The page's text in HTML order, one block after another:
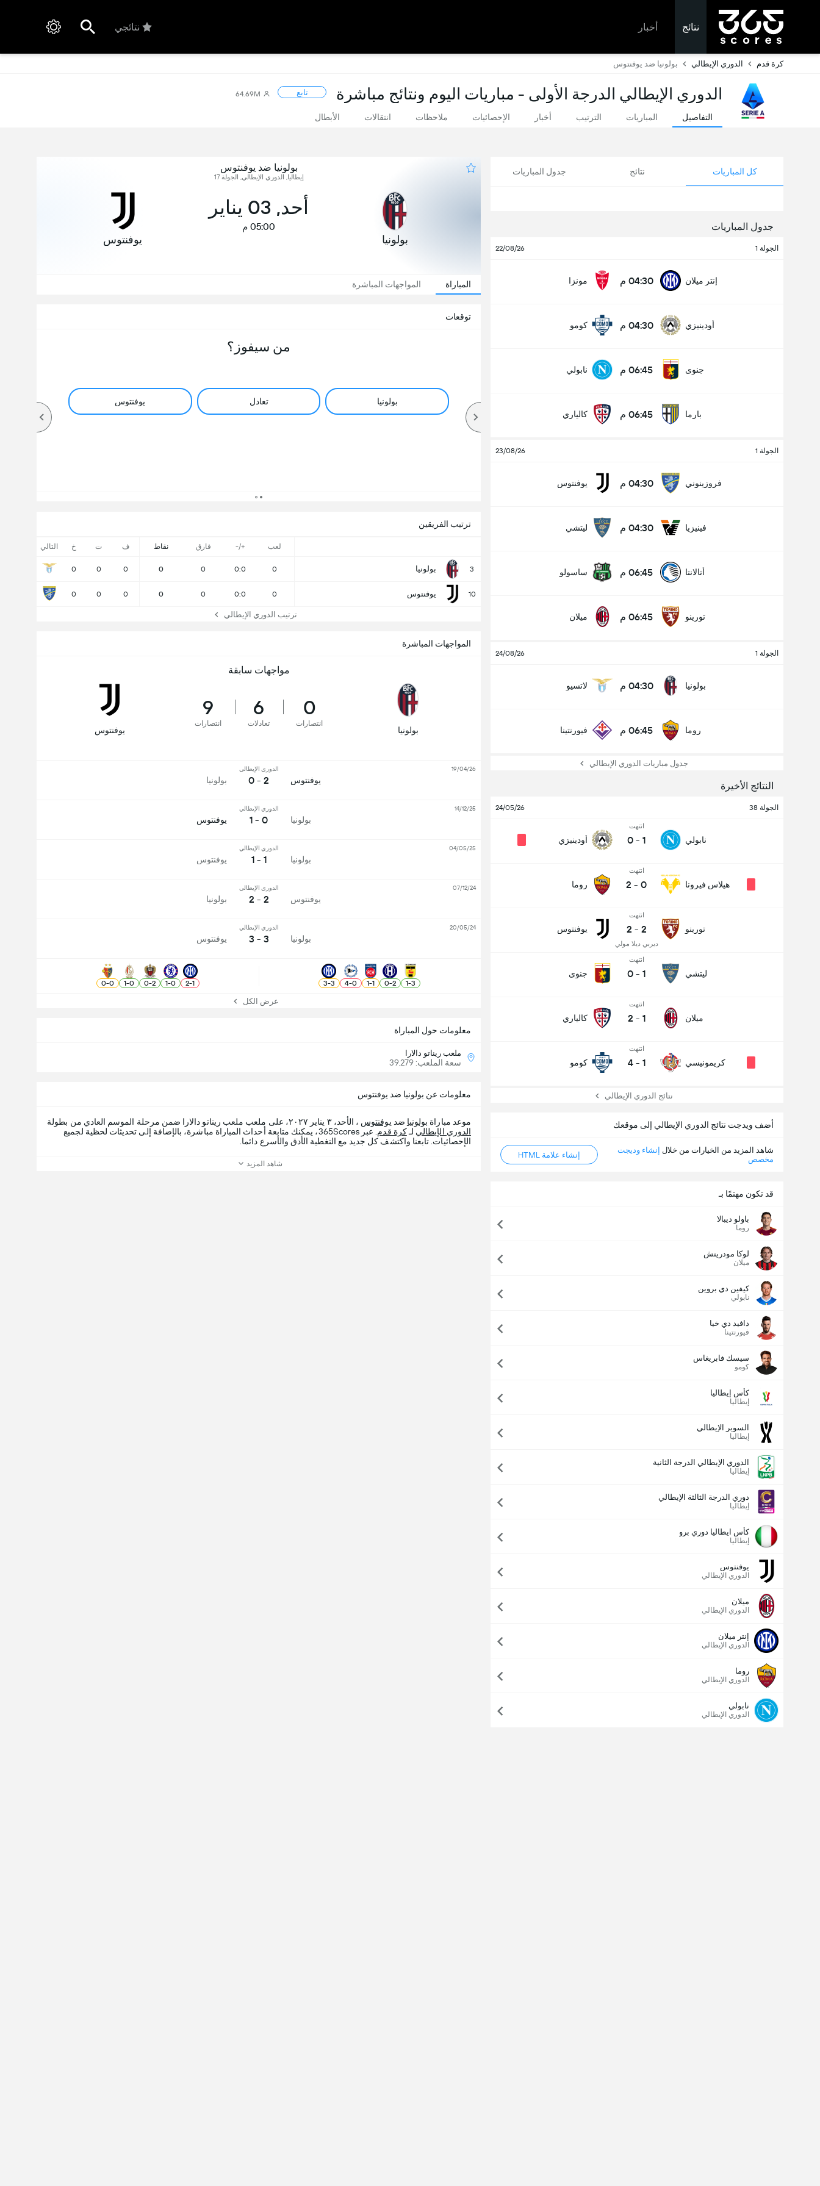
نتائج أخبار نتائجي
كرة قدم الدوري الإيطالي بولونيا ضد يوفنتوس
الدوري الإيطالي الدرجة الأولى - مباريات اليوم ونتائج مباشرة تابع 64.69M
التفاصيل المباريات الترتيب أخبار الإحصائيات ملاحظات انتقالات الأبطال
كل المباريات نتائج جدول المباريات
جدول المباريات
الجولة 1 22/08/26
إنتر ميلان 04:30 م مونزا
أودينيزي 04:30 م كومو
جنوى 06:45 م نابولي
بارما 06:45 م كالياري
الجولة 1 23/08/26
فروزينوني 04:30 م يوفنتوس
فينيزيا 04:30 م ليتشي
أتالانتا 06:45 م ساسولو
تورينو 06:45 م ميلان
الجولة 1 24/08/26
بولونيا 04:30 م لاتسيو
روما 06:45 م فيورنتينا
جدول مباريات الدوري الإيطالي
النتائج الأخيرة
الجولة 38 24/05/26
نابولي
انتهت
1
-
0 أودينيزي
هيلاس فيرونا
انتهت
0
-
2 روما
تورينو
انتهت
2
-
2
ديربي ديلا مولي
يوفنتوس
ليتشي
انتهت
1
-
0 جنوى
ميلان
انتهت
1
-
2 كالياري
كريمونيسي
انتهت
1
-
4 كومو
نتائج الدوري الإيطالي
أضف ويدجت نتائج الدوري الإيطالي إلى موقعك
شاهد المزيد من الخيارات من خلال إنشاء وديجت
مخصص
إنشاء علامة HTML
قد تكون مهتمًا بـ
باولو ديبالا
روما
لوكا مودريتش
ميلان
كيفين دي بروين
نابولي
دافيد دي خيا
فيورنتينا
سيسك فابريغاس
كومو
كأس إيطاليا
إيطاليا
السوبر الإيطالي
إيطاليا
الدوري الإيطالي الدرجة الثانية
إيطاليا
دوري الدرجة الثالثة الإيطالي
إيطاليا
كأس ايطاليا دوري برو
إيطاليا
يوفنتوس
الدوري الإيطالي
ميلان
الدوري الإيطالي
إنتر ميلان
الدوري الإيطالي
روما
الدوري الإيطالي
نابولي
الدوري الإيطالي
بولونيا ضد يوفنتوس
إيطاليا, الدوري الإيطالي, الجولة 17
بولونيا
أحد, 03 يناير
05:00 م
يوفنتوس
المباراة المواجهات المباشرة
توقعات
من سيفوز؟
بولونيا تعادل يوفنتوس
ترتيب الفريقين
لعب +/- فارق نقاط ف ت خ التالي
3 بولونيا 0
0:0
0
0
0
0
0
10 يوفنتوس 0
0:0
0
0
0
0
0
ترتيب الدوري الإيطالي
معلومات حول المباراة
ملعب ريناتو دالارا
سعة الملعب: 39,279
المواجهات المباشرة
مواجهات سابقة
بولونيا
0
انتصارات
6
تعادلات
9
انتصارات
يوفنتوس
يوفنتوس
الدوري الإيطالي
2 - 0 بولونيا
19/04/26
بولونيا
الدوري الإيطالي
0 - 1 يوفنتوس
14/12/25
بولونيا
الدوري الإيطالي
1 - 1 يوفنتوس
04/05/25
يوفنتوس
الدوري الإيطالي
2 - 2 بولونيا
07/12/24
بولونيا
الدوري الإيطالي
3 - 3 يوفنتوس
20/05/24
3
-
1
2
-
0
1
-
1
0
-
4
3
-
3
1
-
2
0
-
1
2
-
0
0
-
1
0
-
0
عرض الكل
معلومات عن بولونيا ضد يوفنتوس
موعد مباراة بولونيا ضد يوفنتوس ، الأحد، ٣ يناير ٢٠٢٧، على ملعب ملعب ريناتو دالارا ضمن مرحلة الموسم العادي من بطولة
الدوري الإيطالي لـكرة قدم
. عبر 365Scores، يمكنك متابعة أحداث المباراة مباشرة، بالإضافة إلى تحديثات لحظية لجميع
الإحصائيات. تابعنا واكتشف كل جديد مع التغطية الأدق والأسرع دائما.
شاهد المزيد